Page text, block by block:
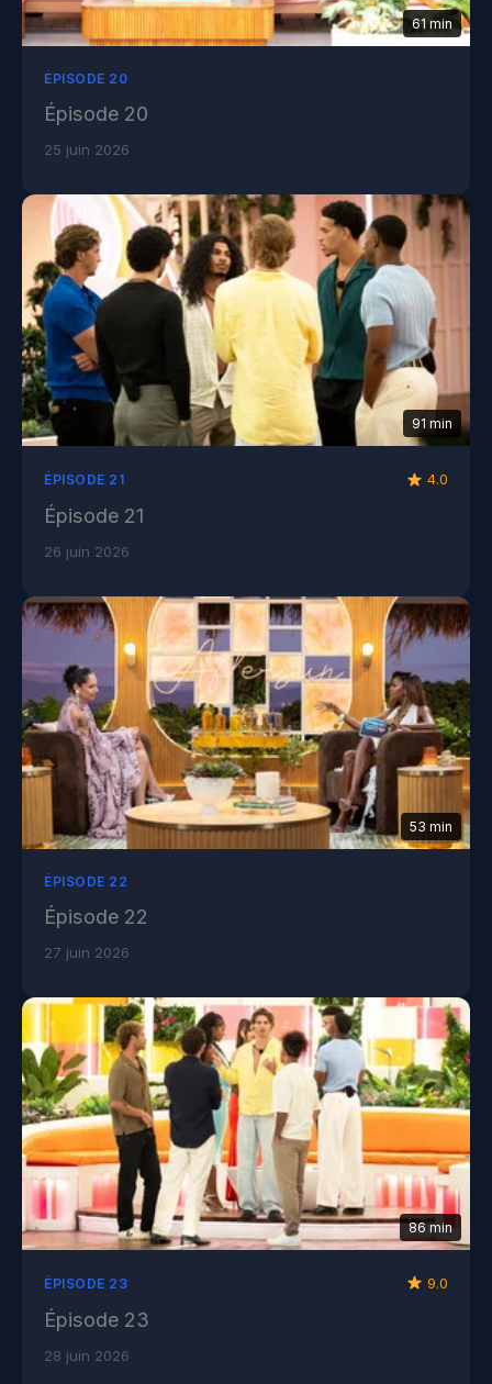
61 min
ÉPISODE 20
Épisode 20
25 juin 2026
91 min
ÉPISODE 21 4.0
Épisode 21
26 juin 2026
53 min
ÉPISODE 22
Épisode 22
27 juin 2026
86 min
ÉPISODE 23 9.0
Épisode 23
28 juin 2026